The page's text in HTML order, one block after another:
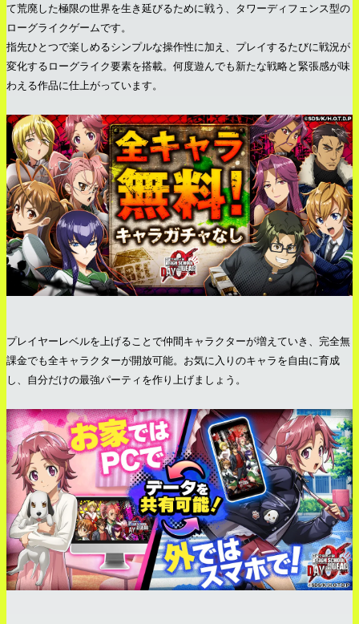
て荒廃した極限の世界を生き延びるために戦う、タワーディフェンス型の
ローグライクゲームです。
指先ひとつで楽しめるシンプルな操作性に加え、プレイするたびに戦況が
変化するローグライク要素を搭載。何度遊んでも新たな戦略と緊張感が味
わえる作品に仕上がっています。
プレイヤーレベルを上げることで仲間キャラクターが増えていき、完全無
課金でも全キャラクターが開放可能。お気に入りのキャラを自由に育成
し、自分だけの最強パーティを作り上げましょう。